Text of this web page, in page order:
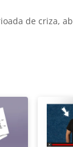
de criza,